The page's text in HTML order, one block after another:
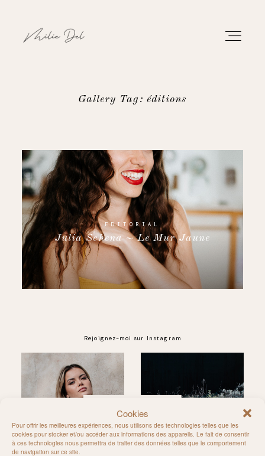
Cookies
Pour offrir les meilleures expériences, nous utilisons des technologies telles que les
cookies pour stocker et/ou accéder aux informations des appareils. Le fait de consentir
à ces technologies nous permettra de traiter des données telles que le comportement
de navigation sur ce site.
TRAVAUX
À PROPOS
CONTACT
Gallery Tag: éditions
EDITORIAL
Julia Schena ~ Le Mur Jaune
Rejoignez-moi sur Instagram